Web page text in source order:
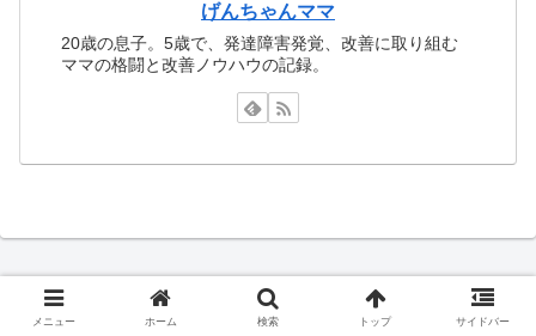
げんちゃんママ
20歳の息子。5歳で、発達障害発覚、改善に取り組む
ママの格闘と改善ノウハウの記録。
メニュー ホーム 検索 トップ サイドバー